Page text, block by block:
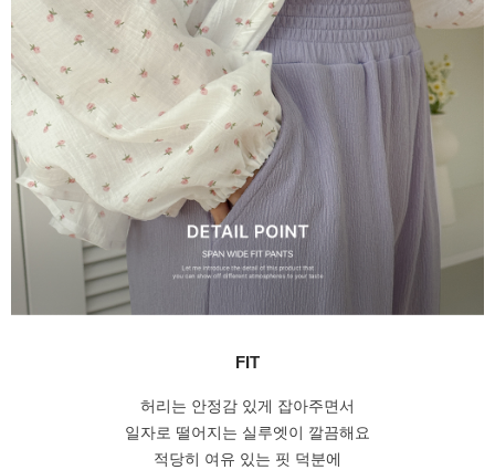
FIT
허리는 안정감 있게 잡아주면서
일자로 떨어지는 실루엣이 깔끔해요
적당히 여유 있는 핏 덕분에